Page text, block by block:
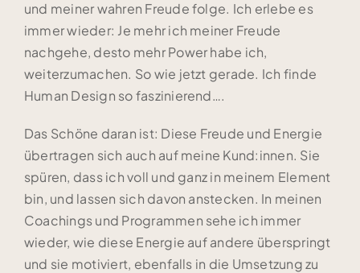
und meiner wahren Freude folge. Ich erlebe es
immer wieder: Je mehr ich meiner Freude
nachgehe, desto mehr Power habe ich,
weiterzumachen. So wie jetzt gerade. Ich finde
Human Design so faszinierend….
Das Schöne daran ist: Diese Freude und Energie
übertragen sich auch auf meine Kund:innen. Sie
spüren, dass ich voll und ganz in meinem Element
bin, und lassen sich davon anstecken. In meinen
Coachings und Programmen sehe ich immer
wieder, wie diese Energie auf andere überspringt
und sie motiviert, ebenfalls in die Umsetzung zu